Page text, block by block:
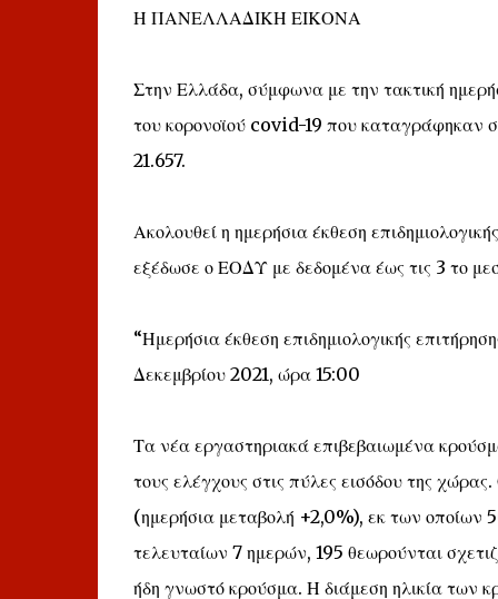
Η ΠΑΝΕΛΛΑΔΙΚΗ ΕΙΚΟΝΑ
Στην Ελλάδα, σύμφωνα με την τακτική
του κορονοϊού covid-19 που καταγράφηκαν
21.657.
Ακολουθεί η ημερήσια έκθεση
εξέδωσε ο ΕΟΔΥ με δεδομένα έως τις 3 το
“Ημερήσια έκθεση επιδημιολογικής
Δεκεμβρίου 2021, ώρα 15:00
Τα νέα εργαστηριακά επιβεβαιωμένα
τους ελέγχους στις πύλες εισόδου της
(ημερήσια μεταβολή +2,0%), εκ των
τελευταίων 7 ημερών, 195 θεωρούνται
ήδη γνωστό κρούσμα. Η διάμεση ηλικία των